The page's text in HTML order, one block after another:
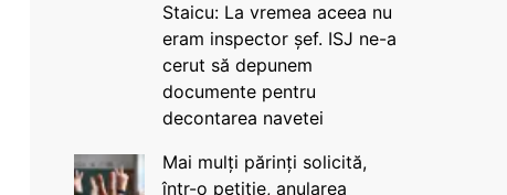
Staicu: La vremea aceea nu
eram inspector șef. ISJ ne-a
cerut să depunem
documente pentru
decontarea navetei
Mai mulți părinți solicită,
într-o petiție, anularea